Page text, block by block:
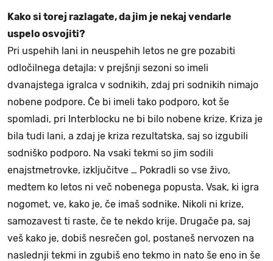
Kako si torej razlagate, da jim je nekaj vendarle
uspelo osvojiti?
Pri uspehih lani in neuspehih letos ne gre pozabiti
odločilnega detajla: v prejšnji sezoni so imeli
dvanajstega igralca v sodnikih, zdaj pri sodnikih nimajo
nobene podpore. Če bi imeli tako podporo, kot še
spomladi, pri Interblocku ne bi bilo nobene krize. Kriza je
bila tudi lani, a zdaj je kriza rezultatska, saj so izgubili
sodniško podporo. Na vsaki tekmi so jim sodili
enajstmetrovke, izključitve … Pokradli so vse živo,
medtem ko letos ni več nobenega popusta. Vsak, ki igra
nogomet, ve, kako je, če imaš sodnike. Nikoli ni krize,
samozavest ti raste, če te nekdo krije. Drugače pa, saj
veš kako je, dobiš nesrečen gol, postaneš nervozen na
naslednji tekmi in zgubiš eno tekmo in nato še eno in še